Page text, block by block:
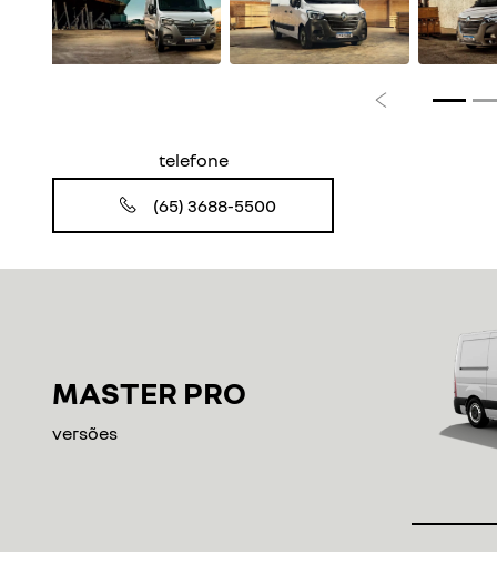
Anterior
telefone
(65) 3688-5500
MASTER PRO
versões